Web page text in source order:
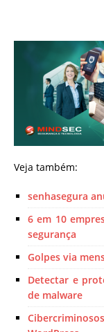
Veja também:
senhasegura
6 em 10
segurança
Golpes via
Detectar e
de malware